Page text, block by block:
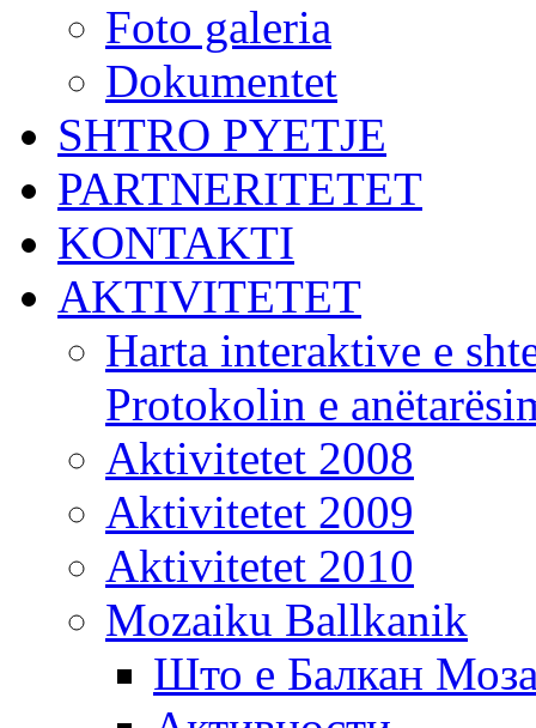
Foto galeria
Dokumentet
SHTRO PYETJE
PARTNERITETET
KONTAKTI
AKTIVITETET
Harta interaktive e
Protokolin e
Aktivitetet 2008
Aktivitetet 2009
Aktivitetet 2010
Mozaiku Ballkanik
Што е Балкан